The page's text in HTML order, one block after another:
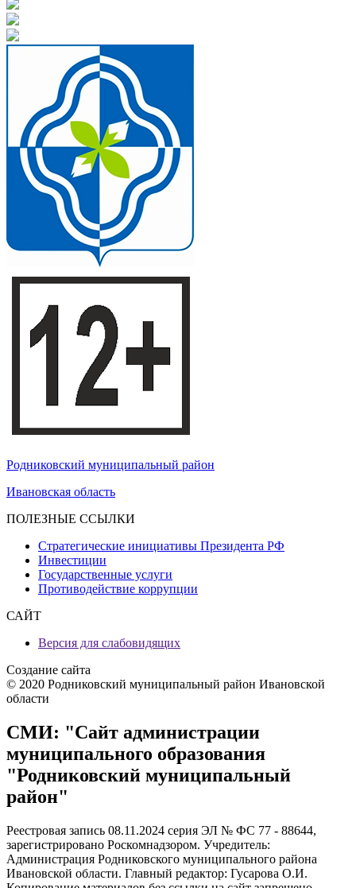
Родниковский муниципальный район
Ивановская область
ПОЛЕЗНЫЕ ССЫЛКИ
Стратегические инициативы Президента РФ
Инвестиции
Государственные услуги
Противодействие коррупции
САЙТ
Версия для слабовидящих
Создание сайта
© 2020 Родниковский муниципальный район Ивановской
области
СМИ: "Сайт администрации
муниципального образования
"Родниковский муниципальный
район"
Реестровая запись 08.11.2024 серия ЭЛ № ФС 77 - 88644,
зарегистрировано Роскомнадзором. Учредитель:
Администрация Родниковского муниципального района
Ивановской области. Главный редактор: Гусарова О.И.